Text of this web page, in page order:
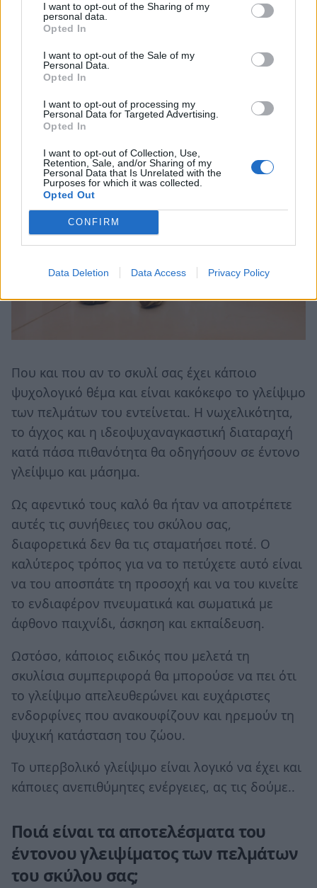
I want to opt-out of the Sharing of my
personal data.
Opted In
I want to opt-out of the Sale of my
Personal Data.
Opted In
I want to opt-out of processing my
Personal Data for Targeted Advertising.
Opted In
I want to opt-out of Collection, Use,
Retention, Sale, and/or Sharing of my
Personal Data that Is Unrelated with the
Purposes for which it was collected.
Opted Out
CONFIRM
Data Deletion Data Access Privacy Policy
ανεκτικότητα σε χαμηλές θερμοκρασίες.
κατάλληλη αγωγή και τις συμβουλές του να
αντιμετωπίσετε τον υποθυρεοειδισμό.
7. Ψυχολογικά προβλήματα
Που και που αν το σκυλί σας έχει κάποιο
ψυχολογικό θέμα και είναι κακόκεφο το γλείψιμο
των πελμάτων του εντείνεται. Η νωχελικότητα,
το άγχος και η ιδεοψυχαναγκαστική διαταραχή
κατά πάσα πιθανότητα θα οδηγήσουν σε έντονο
γλείψιμο και μάσημα.
Ως αφεντικό τους καλό θα ήταν να αποτρέπετε
αυτές τις συνήθειες του σκύλου σας,
διαφορετικά δεν θα τις σταματήσει ποτέ. Ο
καλύτερος τρόπος για να το πετύχετε αυτό είναι
να του αποσπάτε τη προσοχή και να του κινείτε
το ενδιαφέρον πνευματικά και σωματικά με
άφθονο παιχνίδι, άσκηση και εκπαίδευση.
Ωστόσο, κάποιος ειδικός που μελετά τη
σκυλίσια συμπεριφορά θα μπορούσε να πει ότι
το γλείψιμο απελευθερώνει και ευχάριστες
ενδορφίνες που ανακουφίζουν και ηρεμούν τη
ψυχική κατάσταση του ζώου.
Το υπερβολικό γλείψιμο είναι λογικό να έχει και
κάποιες ανεπιθύμητες ενέργειες, ας τις δούμε..
Ποιά είναι τα αποτελέσματα του
έντονου γλειψίματος των πελμάτων
του σκύλου σας;